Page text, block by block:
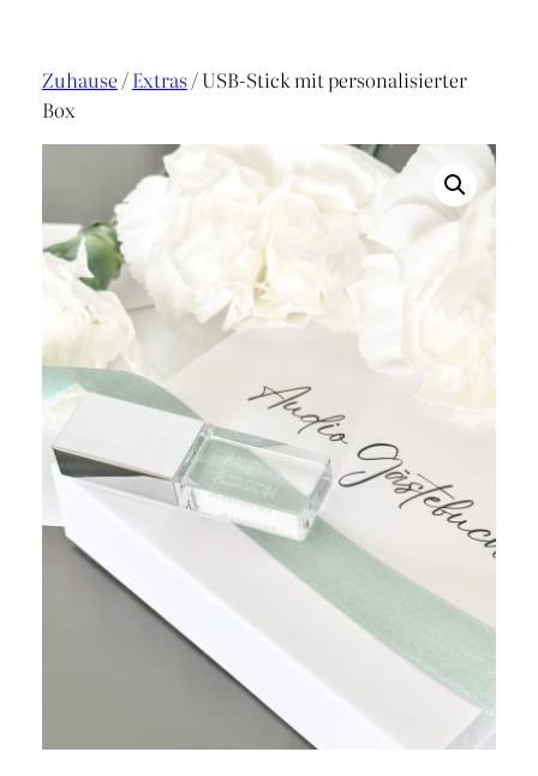
Zuhause /Extras/ USB-Stick mit personalisierter
Box